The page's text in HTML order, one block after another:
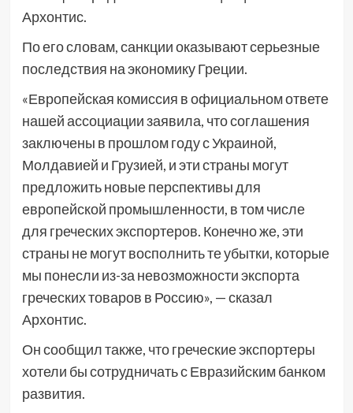
Архонтис.
По его словам, санкции оказывают серьезные
последствия на экономику Греции.
«Европейская комиссия в официальном ответе
нашей ассоциации заявила, что соглашения
заключены в прошлом году с Украиной,
Молдавией и Грузией, и эти страны могут
предложить новые перспективы для
европейской промышленности, в том числе
для греческих экспортеров. Конечно же, эти
страны не могут восполнить те убытки, которые
мы понесли из-за невозможности экспорта
греческих товаров в Россию», — сказал
Архонтис.
Он сообщил также, что греческие экспортеры
хотели бы сотрудничать с Евразийским банком
развития.